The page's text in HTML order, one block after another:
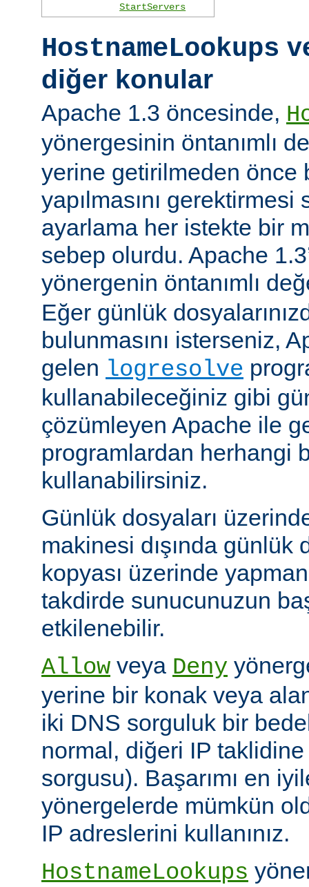
StartServers
HostnameLookups
diğer konular
Apache 1.3 öncesinde,
yönergesinin öntanımlı
yerine getirilmeden önce
yapılmasını
ayarlama her istekte bir
sebep olurdu. Apache
yönergenin öntanımlı
Eğer günlük
bulunmasını isterseniz,
gelen logresolve
kullanabileceğiniz gibi
çözümleyen Apache ile
programlardan herhangi
kullanabilirsiniz.
Günlük dosyaları
makinesi dışında günlük
kopyası üzerinde
takdirde sunucunuzun
etkilenebilir.
Allow veya Deny
yerine bir konak veya
iki DNS sorguluk bir
normal, diğeri IP taklidine
sorgusu). Başarımı en
yönergelerde mümkün
IP adreslerini kullanınız.
HostnameLookups